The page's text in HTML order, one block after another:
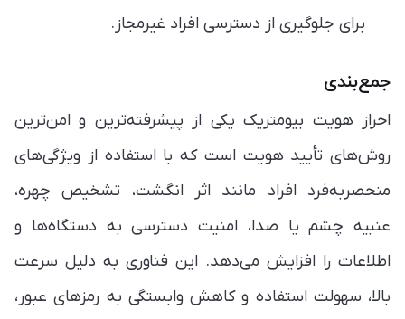
برای جلوگیری از دسترسی افراد غیرمجاز.
جمع‌بندی
احراز هویت بیومتریک یکی از پیشرفته‌ترین و امن‌ترین
روش‌های تأیید هویت است که با استفاده از ویژگی‌های
منحصربه‌فرد افراد مانند اثر انگشت، تشخیص چهره،
عنبیه چشم یا صدا، امنیت دسترسی به دستگاه‌ها و
اطلاعات را افزایش می‌دهد. این فناوری به دلیل سرعت
بالا، سهولت استفاده و کاهش وابستگی به رمزهای عبور،